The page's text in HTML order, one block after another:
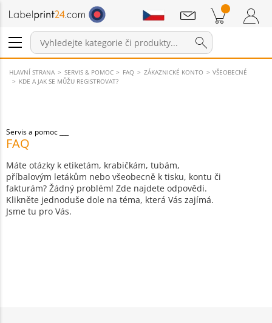
Přihlášení / Registrace
Položky v košíku Nákupní Košík
Sdělení
HLAVNÍ STRANA SERVIS & POMOC FAQ ZÁKAZNICKÉ KONTO
VŠEOBECNÉ
KDE A JAK SE MŮŽU REGISTROVAT?
Servis a pomoc
FAQ
Máte otázky k etiketám, krabičkám, tubám,
příbalovým letákům nebo všeobecně k tisku, kontu či
fakturám? Žádný problém! Zde najdete odpovědi.
Klikněte jednoduše dole na téma, která Vás zajímá.
Jsme tu pro Vás.